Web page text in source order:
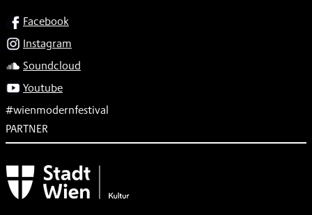
SOCIALFacebook
Instagram
Soundcloud
Youtube
#wienmodernfestival
PARTNER
Subventionsgeber